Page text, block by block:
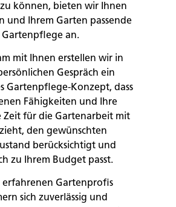
können, bieten wir Ihnen
und Ihrem Garten passende
Gartenpflege an.
mit Ihnen erstellen wir in
Gespräch ein
Gartenpflege-Konzept, dass
Fähigkeiten und Ihre
Zeit für die Gartenarbeit mit
den gewünschten
berücksichtigt und
zu Ihrem Budget passt.
erfahrenen Gartenprofis
sich zuverlässig und